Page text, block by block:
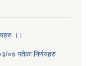
।।
०७ गतेका निर्णयहरु